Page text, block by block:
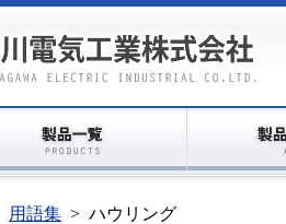
用語集 > ハウリング